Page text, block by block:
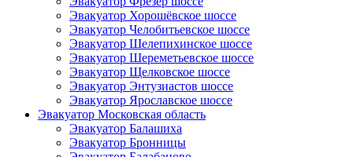
Эвакуатор Хорошёвское шоссе
Эвакуатор Челобитьевское шоссе
Эвакуатор Шелепихинское шоссе
Эвакуатор Шереметьевское шоссе
Эвакуатор Щелковское шоссе
Эвакуатор Энтузиастов шоссе
Эвакуатор Ярославское шоссе
Эвакуатор Московская область
Эвакуатор Балашиха
Эвакуатор Бронницы